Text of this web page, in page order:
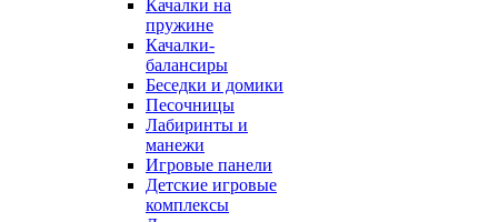
Качалки на
пружине
Качалки-
балансиры
Беседки и домики
Песочницы
Лабиринты и
манежи
Игровые панели
Детские игровые
комплексы